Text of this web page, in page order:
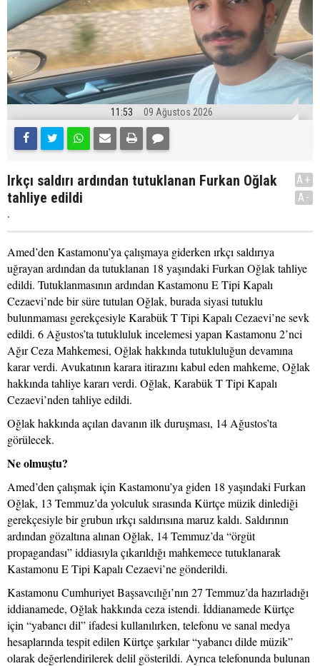
11:53 09 Ağustos 2026
Irkçı saldırı ardından tutuklanan Furkan Oğlak
tahliye edildi
.
A+
A-
Amed’den Kastamonu’ya çalışmaya giderken ırkçı saldırıya
uğrayan ardından da tutuklanan 18 yaşındaki Furkan Oğlak tahliye
edildi. Tutuklanmasının ardından Kastamonu E Tipi Kapalı
Cezaevi’nde bir süre tutulan Oğlak, burada siyasi tutuklu
bulunmaması gerekçesiyle Karabük T Tipi Kapalı Cezaevi’ne sevk
edildi. 6 Ağustos’ta tutukluluk incelemesi yapan Kastamonu 2’nci
Ağır Ceza Mahkemesi, Oğlak hakkında tutukluluğun devamına
karar verdi. Avukatının karara itirazını kabul eden mahkeme, Oğlak
hakkında tahliye kararı verdi. Oğlak, Karabük T Tipi Kapalı
Cezaevi’nden tahliye edildi.
Oğlak hakkında açılan davanın ilk duruşması, 14 Ağustos’ta
görülecek.
Ne olmuştu?
Amed’den çalışmak için Kastamonu’ya giden 18 yaşındaki Furkan
Oğlak, 13 Temmuz’da yolculuk sırasında Kürtçe müzik dinlediği
gerekçesiyle bir grubun ırkçı saldırısına maruz kaldı. Saldırının
ardından gözaltına alınan Oğlak, 14 Temmuz’da “örgüt
propagandası” iddiasıyla çıkarıldığı mahkemece tutuklanarak
Kastamonu E Tipi Kapalı Cezaevi’ne gönderildi.
Kastamonu Cumhuriyet Başsavcılığı’nın 27 Temmuz’da hazırladığı
iddianamede, Oğlak hakkında ceza istendi. İddianamede Kürtçe
için “yabancı dil” ifadesi kullanılırken, telefonu ve sanal medya
hesaplarında tespit edilen Kürtçe şarkılar “yabancı dilde müzik”
olarak değerlendirilerek delil gösterildi. Ayrıca telefonunda bulunan